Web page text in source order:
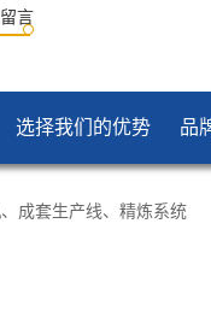
言
选择我们的优势 品
、 成套生产线、精炼系统